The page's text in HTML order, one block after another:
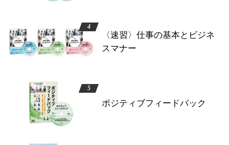
〈速習〉仕事の基本とビジネ
スマナー
ポジティブフィードバック